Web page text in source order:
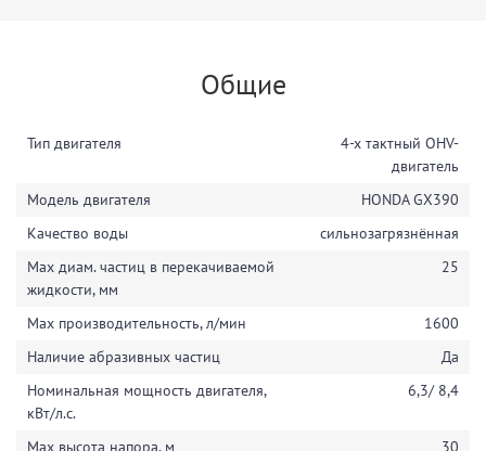
Общие
Тип двигателя
4-х тактный OHV-
двигатель
Модель двигателя
HONDA GX390
Качество воды
сильнозагрязнённая
Max диам. частиц в перекачиваемой
жидкости, мм
25
Max производительность, л/мин
1600
Наличие абразивных частиц
Да
Номинальная мощность двигателя,
кВт/л.с.
6,3/ 8,4
Max высота напора, м
30